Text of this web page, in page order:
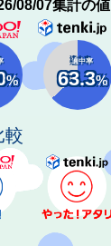
08/07集計の値
%
適中率
63.3%
較